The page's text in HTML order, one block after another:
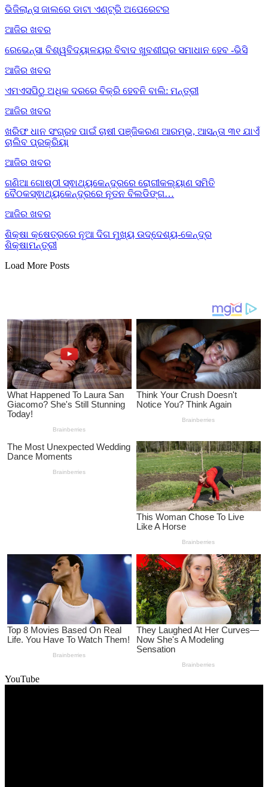
ଭିଜିଲାନ୍ସ ଜାଲରେ ଡାଟା ଏଣ୍ଟ୍ରି ଅପେରେଟର
ଆଜିର ଖବର
ରେଭେନ୍ସା ବିଶ୍ୱବିଦ୍ୟାଳୟର ବିବାଦ ଖୁବଶୀଘ୍ର ସମାଧାନ ହେବ -ଭିସି
ଆଜିର ଖବର
ଏମଏସପିଠୁ ଅଧିକ ଦରରେ ବିକ୍ରି ହେବନି ବାଲି: ମନ୍ତ୍ରୀ
ଆଜିର ଖବର
ଖରିଫ ଧାନ ସଂଗ୍ରହ ପାଇଁ ଚାଷୀ ପଞ୍ଜିକରଣ ଆରମ୍ଭ, ଆସନ୍ତା ୩୧ ଯାଏଁ
ଚାଲିବ ପ୍ରକ୍ରିୟା
ଆଜିର ଖବର
ଗଣିଆ ଗୋଷ୍ଠୀ ସ୍ଵାଥ୍ୟକେନ୍ଦ୍ରରେ ରୋଗୀକଲ୍ୟାଣ ସମିତି
ବୈଠକସ୍ଵାଥ୍ୟକେନ୍ଦ୍ରରେ ନୂତନ ବିଲଡିଙ୍ଗ…
ଆଜିର ଖବର
ଶିକ୍ଷା କ୍ଷେତ୍ରରେ ନୂଆ ଦିଗ ମୁଖ୍ୟ ଉଦ୍ଦେଶ୍ୟ-କେନ୍ଦ୍ର
ଶିକ୍ଷାମନ୍ତ୍ରୀ
Load More Posts
YouTube